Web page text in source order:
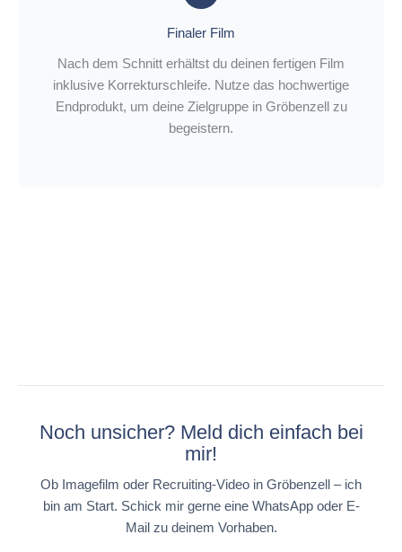
Finaler Film
Nach dem Schnitt erhältst du deinen fertigen Film
inklusive Korrekturschleife. Nutze das hochwertige
Endprodukt, um deine Zielgruppe in Gröbenzell zu
begeistern.
Noch unsicher? Meld dich einfach bei
mir!
Ob Imagefilm oder Recruiting-Video in Gröbenzell – ich
bin am Start. Schick mir gerne eine WhatsApp oder E-
Mail zu deinem Vorhaben.